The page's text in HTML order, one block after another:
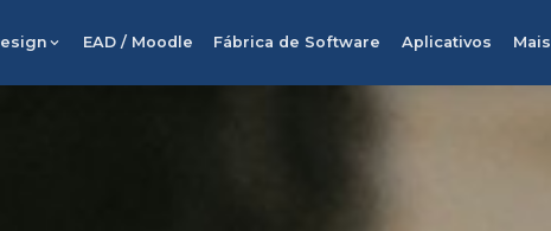
EAD / Moodle Fábrica de Software Aplicativos Mais